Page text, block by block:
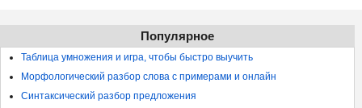
Популярное
Таблица умножения и игра, чтобы быстро выучить
Морфологический разбор слова с примерами и онлайн
Синтаксический разбор предложения